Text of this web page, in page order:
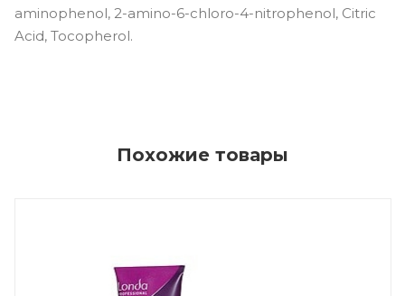
aminophenol, 2-amino-6-chloro-4-nitrophenol, Citric
Acid, Tocopherol.
Похожие товары